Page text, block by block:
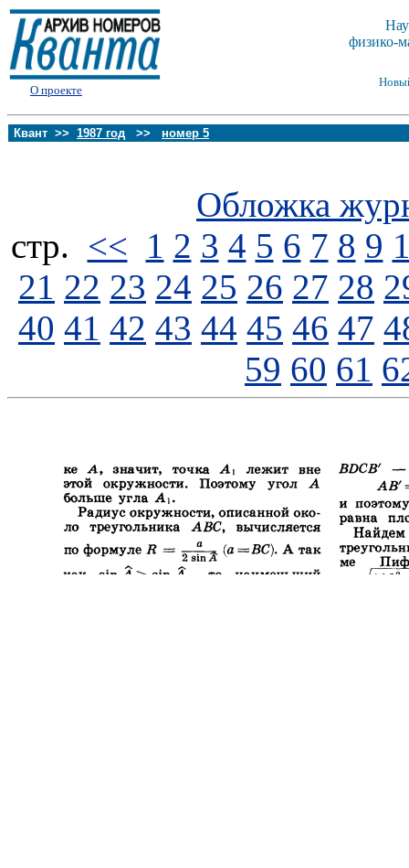
О проекте
физико-
Квант >> 1987 год >> номер 5
Обложка
стp. << 1 2 3 4 5 6 7 8 9
21 22 23 24 25 26 27 28
40 41 42 43 44 45 46 47
59 60 61